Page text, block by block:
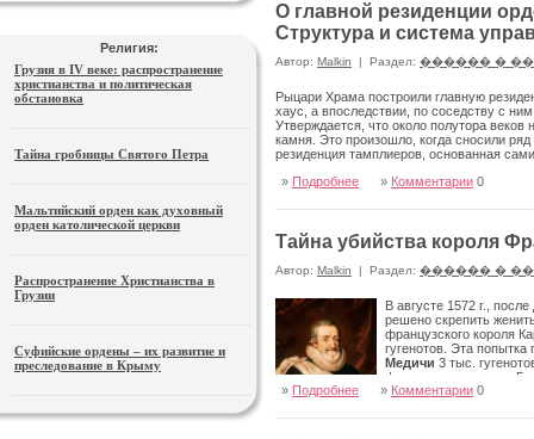
Религия:
Грузия в IV веке: распространение
христианства и политическая
обстановка
Тайна гробницы Святого Петра
Мальтийский орден как духовный
орден католической церкви
Распространение Христианства в
Грузии
Суфийские ордены – их развитие и
преследование в Крыму
О главной резиденции
Структура и система
Автор: Malkin | Раздел: ������ �
Рыцари Храма построили главную
хаус, а впоследствии, по соседству с
Утверждается, что около полутора
камня. Это произошло, когда сносили
резиденция тамплиеров, основанная
ресурсы общества строго и
» Подробнее » Комментарии 0
Тайна убийства короля
Автор: Malkin | Раздел: ������ �
В августе 1572 г.,
решено скрепить
французского короля
гугенотов. Эта
Медичи 3 тыс.
французские города.
стал протестантом).
» Подробнее » Комментарии 0